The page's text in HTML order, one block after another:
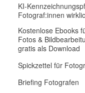
KI-
Fotograf:innen
Kostenlose Ebooks
Fotos &
gratis als Download
Spickzettel für
Briefing Fotografen